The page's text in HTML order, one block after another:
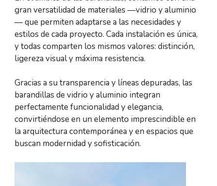
gran versatilidad de materiales —vidrio y aluminio
— que permiten adaptarse a las necesidades y
estilos de cada proyecto. Cada instalación es única,
y todas comparten los mismos valores: distinción,
ligereza visual y máxima resistencia.
Gracias a su transparencia y líneas depuradas, las
barandillas de vidrio y aluminio integran
perfectamente funcionalidad y elegancia,
convirtiéndose en un elemento imprescindible en
la arquitectura contemporánea y en espacios que
buscan modernidad y sofisticación.